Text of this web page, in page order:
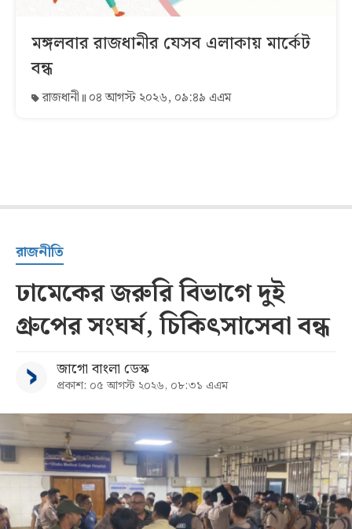
মঙ্গলবার রাজধানীর যেসব এলাকায় মার্কেট
বন্ধ
রাজধানী ০৪ আগস্ট ২০২৬, ০৯:৪৯ এএম
রাজনীতি
ঢামেকের জরুরি বিভাগে দুই
গ্রুপের সংঘর্ষ, চিকিৎসাসেবা বন্ধ
জাগো বাংলা ডেস্ক
প্রকাশ: ০৫ আগস্ট ২০২৬, ০৮:৩১ এএম